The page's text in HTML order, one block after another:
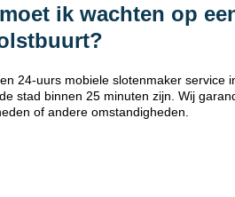
ik wachten op
24-uurs mobiele slotenmaker service
stad binnen 25 minuten zijn. Wij
of andere omstandigheden.